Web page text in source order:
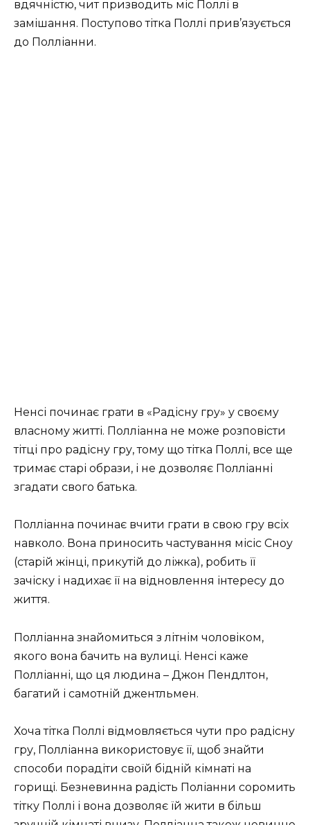
вдячністю, чит призводить міс Поллі в
замішання. Поступово тітка Поллі прив’язується
до Полліанни.
Ненсі починає грати в «Радісну гру» у своєму
власному житті. Полліанна не може розповісти
тітці про радісну гру, тому що тітка Поллі, все ще
тримає старі образи, і не дозволяє Полліанні
згадати свого батька.
Полліанна починає вчити грати в свою гру всіх
навколо. Вона приносить частування місіс Сноу
(старій жінці, прикутій до ліжка), робить її
зачіску і надихає її на відновлення інтересу до
життя.
Полліанна знайомиться з літнім чоловіком,
якого вона бачить на вулиці. Ненсі каже
Полліанні, що ця людина – Джон Пендлтон,
багатий і самотній джентльмен.
Хоча тітка Поллі відмовляється чути про радісну
гру, Полліанна використовує її, щоб знайти
способи порадіти своїй бідній кімнаті на
горищі. Безневинна радість Поліанни соромить
тітку Поллі і вона дозволяє їй жити в більш